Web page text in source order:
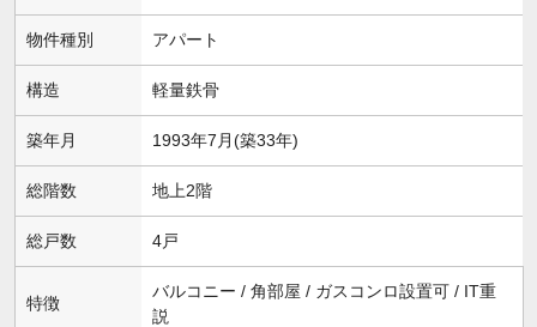
物件種別 アパート
構造 軽量鉄骨
築年月 1993年7月(築33年)
総階数 地上2階
総戸数 4戸
特徴
バルコニー / 角部屋 / ガスコンロ設置可 / IT重
説